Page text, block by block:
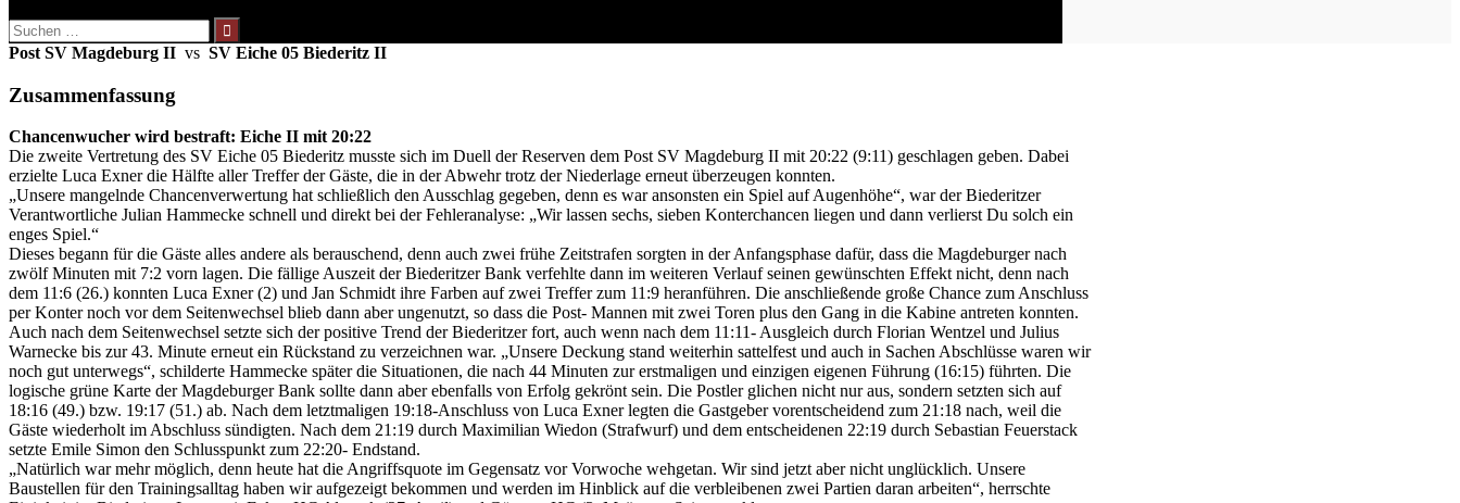
Suchen
nach:
Post SV Magdeburg II vs SV Eiche 05 Biederitz II
Zusammenfassung
Chancenwucher wird bestraft: Eiche II mit 20:22
Die zweite Vertretung des SV Eiche 05 Biederitz musste sich im Duell der Reserven dem Post SV Magdeburg II mit 20:22 (9:11) geschlagen geben. Dabei
erzielte Luca Exner die Hälfte aller Treffer der Gäste, die in der Abwehr trotz der Niederlage erneut überzeugen konnten.
„Unsere mangelnde Chancenverwertung hat schließlich den Ausschlag gegeben, denn es war ansonsten ein Spiel auf Augenhöhe“, war der Biederitzer
Verantwortliche Julian Hammecke schnell und direkt bei der Fehleranalyse: „Wir lassen sechs, sieben Konterchancen liegen und dann verlierst Du solch ein
enges Spiel.“
Dieses begann für die Gäste alles andere als berauschend, denn auch zwei frühe Zeitstrafen sorgten in der Anfangsphase dafür, dass die Magdeburger nach
zwölf Minuten mit 7:2 vorn lagen. Die fällige Auszeit der Biederitzer Bank verfehlte dann im weiteren Verlauf seinen gewünschten Effekt nicht, denn nach
dem 11:6 (26.) konnten Luca Exner (2) und Jan Schmidt ihre Farben auf zwei Treffer zum 11:9 heranführen. Die anschließende große Chance zum Anschluss
per Konter noch vor dem Seitenwechsel blieb dann aber ungenutzt, so dass die Post- Mannen mit zwei Toren plus den Gang in die Kabine antreten konnten.
Auch nach dem Seitenwechsel setzte sich der positive Trend der Biederitzer fort, auch wenn nach dem 11:11- Ausgleich durch Florian Wentzel und Julius
Warnecke bis zur 43. Minute erneut ein Rückstand zu verzeichnen war. „Unsere Deckung stand weiterhin sattelfest und auch in Sachen Abschlüsse waren wir
noch gut unterwegs“, schilderte Hammecke später die Situationen, die nach 44 Minuten zur erstmaligen und einzigen eigenen Führung (16:15) führten. Die
logische grüne Karte der Magdeburger Bank sollte dann aber ebenfalls von Erfolg gekrönt sein. Die Postler glichen nicht nur aus, sondern setzten sich auf
18:16 (49.) bzw. 19:17 (51.) ab. Nach dem letztmaligen 19:18-Anschluss von Luca Exner legten die Gastgeber vorentscheidend zum 21:18 nach, weil die
Gäste wiederholt im Abschluss sündigten. Nach dem 21:19 durch Maximilian Wiedon (Strafwurf) und dem entscheidenen 22:19 durch Sebastian Feuerstack
setzte Emile Simon den Schlusspunkt zum 22:20- Endstand.
„Natürlich war mehr möglich, denn heute hat die Angriffsquote im Gegensatz vor Vorwoche wehgetan. Wir sind jetzt aber nicht unglücklich. Unsere
Baustellen für den Trainingsalltag haben wir aufgezeigt bekommen und werden im Hinblick auf die verbleibenen zwei Partien daran arbeiten“, herrschte